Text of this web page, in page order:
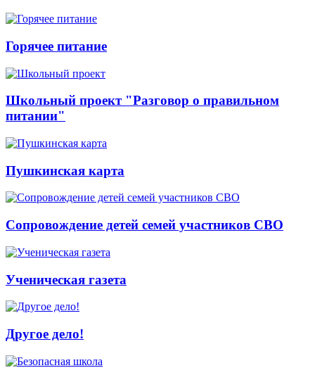
Горячее питание
Школьный проект "Разговор о правильном
питании"
Пушкинская карта
Сопровождение детей семей участников СВО
Ученическая газета
Другое дело!